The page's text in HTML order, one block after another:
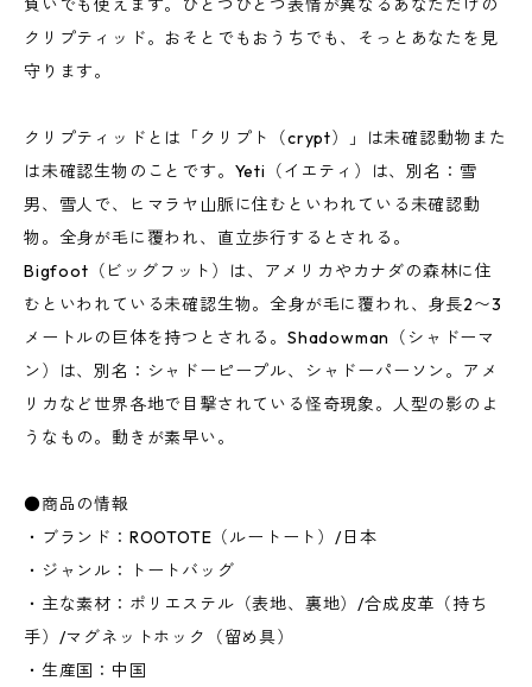
負いでも使えます。ひとつひとつ表情が異なるあなただけの
クリプティッド。おそとでもおうちでも、そっとあなたを見
守ります。
クリプティッドとは「クリプト（crypt）」は未確認動物また
は未確認生物のことです。Yeti（イエティ）は、別名：雪
男、雪人で、ヒマラヤ山脈に住むといわれている未確認動
物。全身が毛に覆われ、直立歩行するとされる。
Bigfoot（ビッグフット）は、アメリカやカナダの森林に住
むといわれている未確認生物。全身が毛に覆われ、身長2〜3
メートルの巨体を持つとされる。Shadowman（シャドーマ
ン）は、別名：シャドーピープル、シャドーパーソン。アメ
リカなど世界各地で目撃されている怪奇現象。人型の影のよ
うなもの。動きが素早い。
●商品の情報
・ブランド：ROOTOTE（ルートート）/日本
・ジャンル：トートバッグ
・主な素材：ポリエステル（表地、裏地）/合成皮革（持ち
手）/マグネットホック（留め具）
・生産国：中国